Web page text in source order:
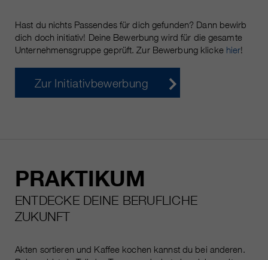
Hast du nichts Passendes für dich gefunden? Dann bewirb
dich doch initiativ! Deine Bewerbung wird für die gesamte
Unternehmensgruppe geprüft. Zur Bewerbung klicke hier!
Zur Initiativbewerbung
PRAKTIKUM
ENTDECKE DEINE BERUFLICHE
ZUKUNFT
Akten sortieren und Kaffee kochen kannst du bei anderen.